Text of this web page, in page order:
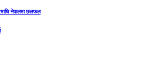
नेपालमा छलफल